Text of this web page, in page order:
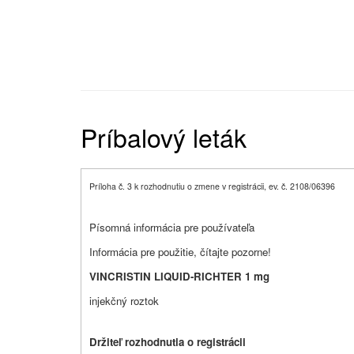
Príbalový leták
Príloha č. 3 k rozhodnutiu o zmene v registrácii, ev. č. 2108/06396
Písomná informácia pre používateľa
Informácia pre použitie, čítajte pozorne!
VINCRISTIN LIQUID-RICHTER 1 mg
injekčný roztok
Držiteľ rozhodnutia o registrácii